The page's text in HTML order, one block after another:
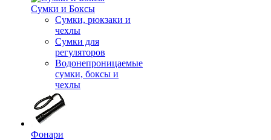
Сумки и Боксы
Сумки, рюкзаки и
чехлы
Сумки для
регуляторов
Водонепроницаемые
сумки, боксы и
чехлы
Фонари